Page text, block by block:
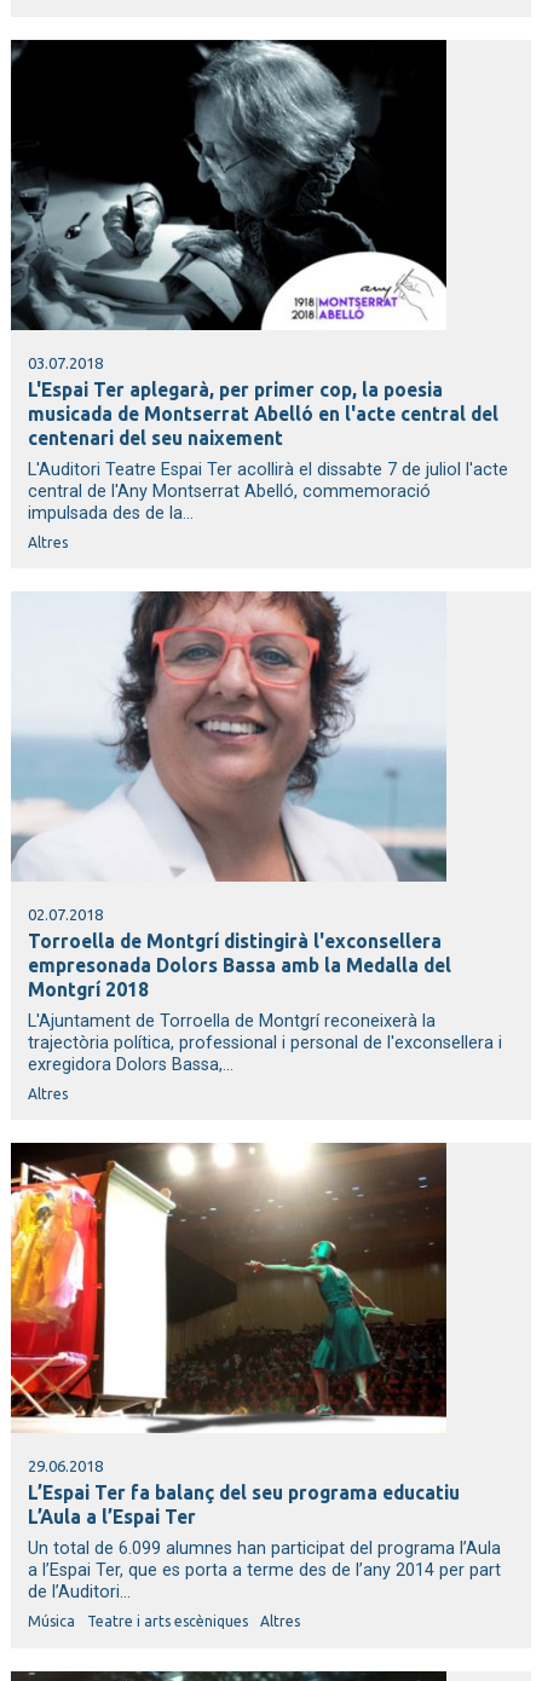
03.07.2018
L'Espai Ter aplegarà, per primer cop, la poesia
musicada de Montserrat Abelló en l'acte central del
centenari del seu naixement
L'Auditori Teatre Espai Ter acollirà el dissabte 7 de juliol l'acte
central de l'Any Montserrat Abelló, commemoració
impulsada des de la...
Altres
02.07.2018
Torroella de Montgrí distingirà l'exconsellera
empresonada Dolors Bassa amb la Medalla del
Montgrí 2018
L'Ajuntament de Torroella de Montgrí reconeixerà la
trajectòria política, professional i personal de l'exconsellera i
exregidora Dolors Bassa,...
Altres
29.06.2018
L’Espai Ter fa balanç del seu programa educatiu
L’Aula a l’Espai Ter
Un total de 6.099 alumnes han participat del programa l’Aula
a l’Espai Ter, que es porta a terme des de l’any 2014 per part
de l’Auditori...
Música Teatre i arts escèniques Altres